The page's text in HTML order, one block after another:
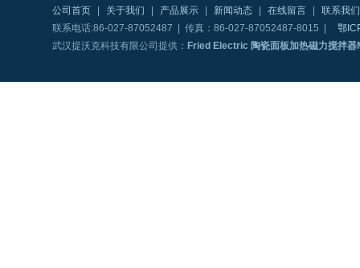
公司首页 关于我们 产品展示 新闻动态 在线留言
联系我们
联系电话:86-027-87052487 | 传真：86-027-87052487-8015 |
鄂
武汉提沃克科技有限公司提供： Fried Electric 陶瓷面板加热磁力搅拌